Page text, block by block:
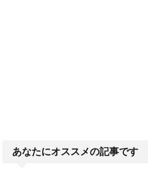
あなたにオススメの記事です